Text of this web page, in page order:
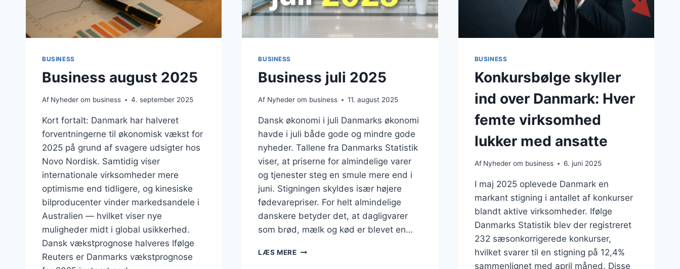
BUSINESS
Business august 2025
Af Nyheder om business 4. september 2025
Kort fortalt: Danmark har halveret
forventningerne til økonomisk vækst for
2025 på grund af svagere udsigter hos
Novo Nordisk. Samtidig viser
internationale virksomheder mere
optimisme end tidligere, og kinesiske
bilproducenter vinder markedsandele i
Australien — hvilket viser nye
muligheder midt i global usikkerhed.
Dansk vækstprognose halveres Ifølge
Reuters er Danmarks vækstprognose
BUSINESS
Business juli 2025
Af Nyheder om business 11. august 2025
Dansk økonomi i juli Danmarks økonomi
havde i juli både gode og mindre gode
nyheder. Tallene fra Danmarks Statistik
viser, at priserne for almindelige varer
og tjenester steg en smule mere end i
juni. Stigningen skyldes især højere
fødevarepriser. For helt almindelige
danskere betyder det, at dagligvarer
som brød, mælk og kød er blevet en…
LÆS MEREBUSINESS
BUSINESS
Konkursbølge skyller
ind over Danmark: Hver
femte virksomhed
lukker med ansatte
Af Nyheder om business 6. juni 2025
I maj 2025 oplevede Danmark en
markant stigning i antallet af konkurser
blandt aktive virksomheder. Ifølge
Danmarks Statistik blev der registreret
232 sæsonkorrigerede konkurser,
hvilket svarer til en stigning på 12,4%
sammenlignet med april måned. Disse